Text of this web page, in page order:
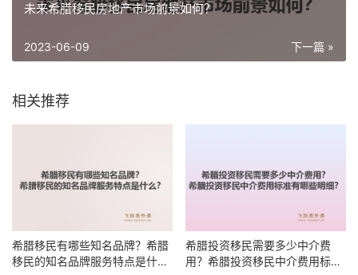
未来希腊移民房地产市场前景如何？
下一篇 »
2023-06-09
相关推荐
希腊移民有哪些知名品牌？希腊
移民的知名品牌服务特点是什
希腊投资移民需要多少中介费
用？希腊投资移民中介费用标准